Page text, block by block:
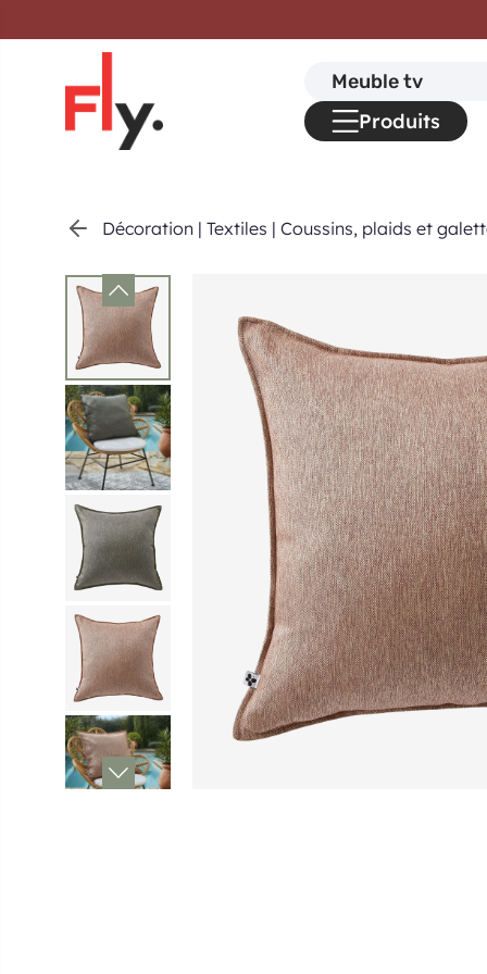
Décoration | Textiles | Coussins, plaids et
Search
for:
Produits